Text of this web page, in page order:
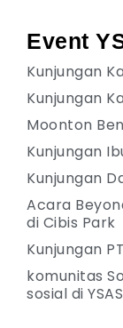
Event
Kunjungan
Kunjungan
Moonton
Kunjungan
Kunjungan
Acara
di Cibis Park
Kunjungan
komunitas
sosial di YSAS